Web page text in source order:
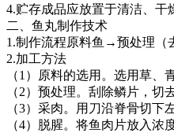
4.贮存成品应放置于清洁、干
二、鱼丸制作技术
1.制作流程原料鱼 →预处理（
2.加工方法
（1 ）原料的选用。选用草、
（2）预处理。刮除鳞片，切
（3）采肉。用刀沿脊骨切下
（4）脱腥。将鱼肉片放入浓